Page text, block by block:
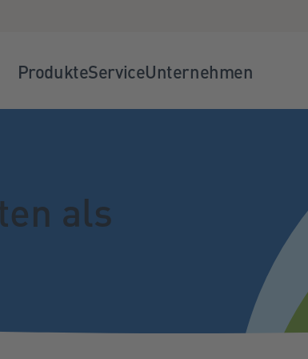
ProdukteServiceUnternehmen
als